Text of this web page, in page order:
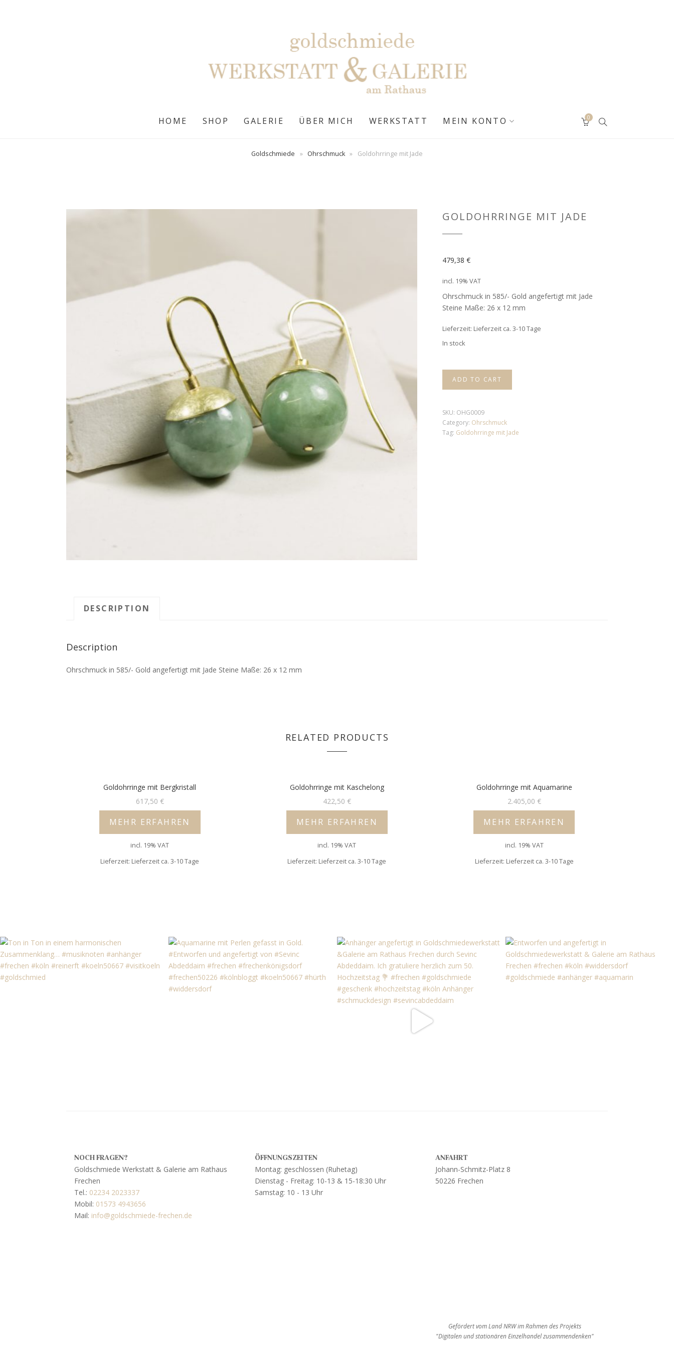
HOME SHOP GALERIE ÜBER MICH WERKSTATT MEIN KONTO 0
Goldschmiede » Ohrschmuck » Goldohrringe mit Jade
GOLDOHRRINGE MIT JADE
479,38 €
incl. 19% VAT
Ohrschmuck in 585/- Gold angefertigt mit Jade
Steine Maße: 26 x 12 mm
Lieferzeit: Lieferzeit ca. 3-10 Tage
In stock
ADD TO CART
SKU: OHG0009
Category: Ohrschmuck
Tag: Goldohrringe mit Jade
DESCRIPTION
Description
Ohrschmuck in 585/- Gold angefertigt mit Jade Steine Maße: 26 x 12 mm
RELATED PRODUCTS
Goldohrringe mit Bergkristall
617,50 €
MEHR ERFAHREN
incl. 19% VAT
Lieferzeit: Lieferzeit ca. 3-10 Tage
Goldohrringe mit Kaschelong
422,50 €
MEHR ERFAHREN
incl. 19% VAT
Lieferzeit: Lieferzeit ca. 3-10 Tage
Goldohrringe mit Aquamarine
2.405,00 €
MEHR ERFAHREN
incl. 19% VAT
Lieferzeit: Lieferzeit ca. 3-10 Tage
NOCH FRAGEN?
Goldschmiede Werkstatt & Galerie am Rathaus
Frechen
Tel.: 02234 2023337
Mobil: 01573 4943656
Mail: info@goldschmiede-frechen.de
ÖFFNUNGSZEITEN
Montag: geschlossen (Ruhetag)
Dienstag - Freitag: 10-13 & 15-18:30 Uhr
Samstag: 10 - 13 Uhr
ANFAHRT
Johann-Schmitz-Platz 8
50226 Frechen
Gefördert vom Land NRW im Rahmen des Projekts
"Digitalen und stationären Einzelhandel zusammendenken"